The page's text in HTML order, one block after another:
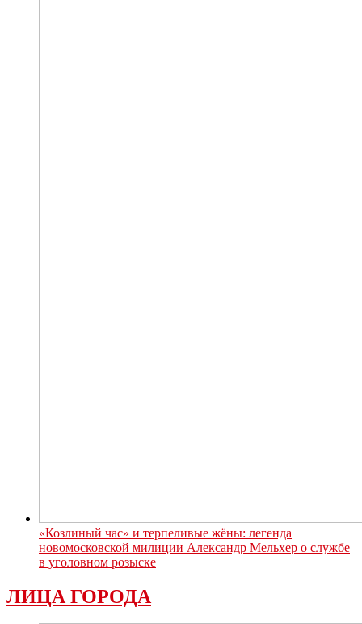
«Козлиный час» и терпеливые жёны: легенда
новомосковской милиции Александр Мельхер о службе
в уголовном розыске
ЛИЦА ГОРОДА